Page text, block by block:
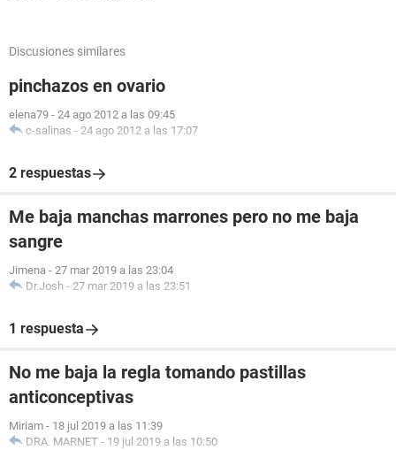
Discusiones similares
pinchazos en ovario
elena79 - 24 ago 2012 a las 09:45
c-salinas - 24 ago 2012 a las 17:07
2 respuestas
Me baja manchas marrones pero no me baja
sangre
Jimena - 27 mar 2019 a las 23:04
Dr.Josh - 27 mar 2019 a las 23:51
1 respuesta
No me baja la regla tomando pastillas
anticonceptivas
Miriam - 18 jul 2019 a las 11:39
DRA. MARNET - 19 jul 2019 a las 10:50